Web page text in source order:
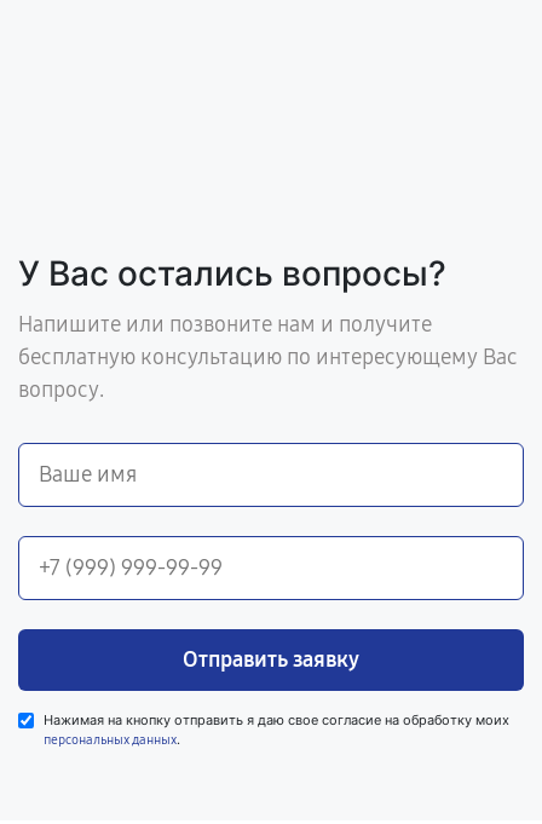
У Вас остались вопросы?
Напишите или позвоните нам и получите
бесплатную консультацию по интересующему Вас
вопросу.
Отправить заявку
Нажимая на кнопку отправить я даю свое согласие на обработку моих
персональных данных.